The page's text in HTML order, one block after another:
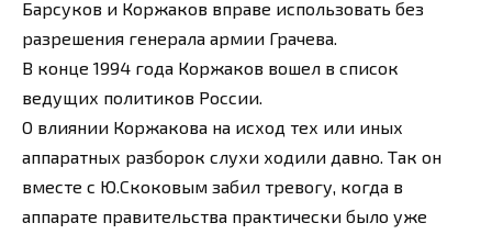
Барсуков и Коржаков вправе использовать без
разрешения генерала армии Грачева.
В конце 1994 года Коржаков вошел в список
ведущих политиков России.
О влиянии Коржакова на исход тех или иных
аппаратных разборок слухи ходили давно. Так он
вместе с Ю.Скоковым забил тревогу, когда в
аппарате правительства практически было уже